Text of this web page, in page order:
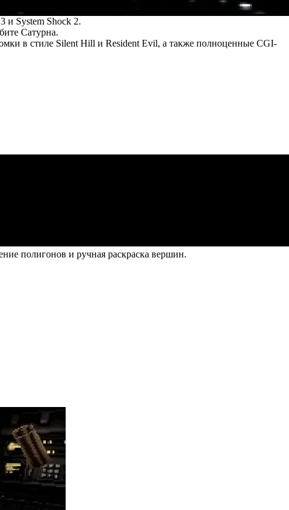
и System Shock 2.
Сатурна.
в стиле Silent Hill и Resident Evil, а также полноценные CGI-
полигонов и ручная раскраска вершин.